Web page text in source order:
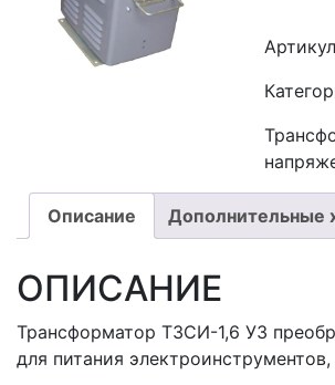
Описание Дополнительные
ОПИСАНИЕ
Трансформатор ТЗСИ-1,6 У3
для питания